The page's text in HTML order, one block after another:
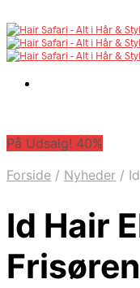
På Udsalg! 40%
Forside / Nyheder /
Id Hair